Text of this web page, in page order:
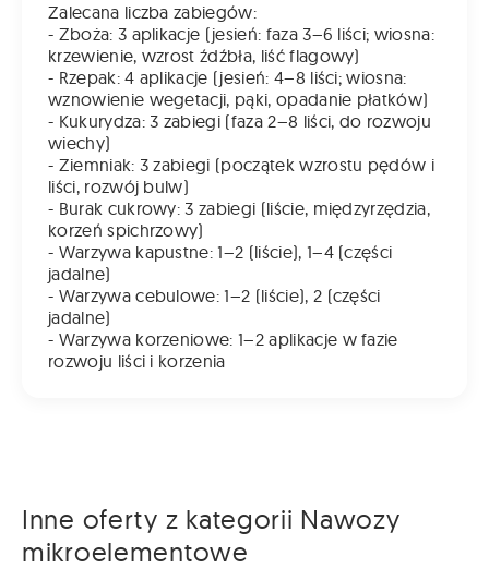
Zalecana liczba zabiegów:
- Zboża: 3 aplikacje (jesień: faza 3–6 liści; wiosna:
krzewienie, wzrost źdźbła, liść flagowy)
- Rzepak: 4 aplikacje (jesień: 4–8 liści; wiosna:
wznowienie wegetacji, pąki, opadanie płatków)
- Kukurydza: 3 zabiegi (faza 2–8 liści, do rozwoju
wiechy)
- Ziemniak: 3 zabiegi (początek wzrostu pędów i
liści, rozwój bulw)
- Burak cukrowy: 3 zabiegi (liście, międzyrzędzia,
korzeń spichrzowy)
- Warzywa kapustne: 1–2 (liście), 1–4 (części
jadalne)
- Warzywa cebulowe: 1–2 (liście), 2 (części
jadalne)
- Warzywa korzeniowe: 1–2 aplikacje w fazie
rozwoju liści i korzenia
Inne oferty z kategorii Nawozy
mikroelementowe